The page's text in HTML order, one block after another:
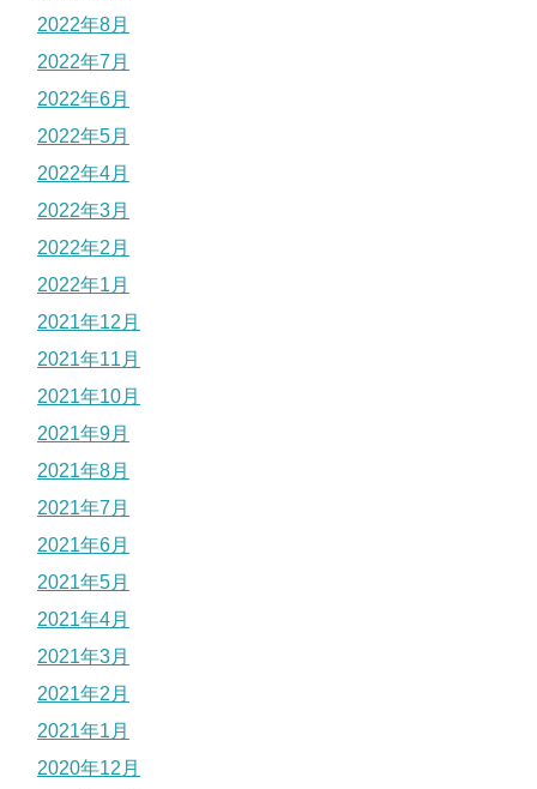
2022年8月
2022年7月
2022年6月
2022年5月
2022年4月
2022年3月
2022年2月
2022年1月
2021年12月
2021年11月
2021年10月
2021年9月
2021年8月
2021年7月
2021年6月
2021年5月
2021年4月
2021年3月
2021年2月
2021年1月
2020年12月